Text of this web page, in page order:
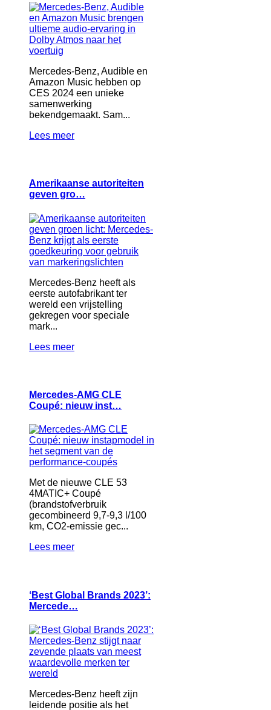
Mercedes-Benz, Audible en
Amazon Music hebben op
CES 2024 een unieke
samenwerking
bekendgemaakt. Sam...
Lees meer
Amerikaanse autoriteiten
geven gro…
Mercedes-Benz heeft als
eerste autofabrikant ter
wereld een vrijstelling
gekregen voor speciale
mark...
Lees meer
Mercedes-AMG CLE
Coupé: nieuw inst…
Met de nieuwe CLE 53
4MATIC+ Coupé
(brandstofverbruik
gecombineerd 9,7-9,3 l/100
km, CO2-emissie gec...
Lees meer
‘Best Global Brands 2023’:
Mercede…
Mercedes-Benz heeft zijn
leidende positie als het